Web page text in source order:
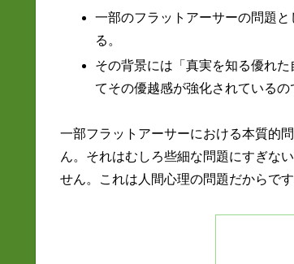
一部のフラットアーサーの問題
る。
その背景には「真実を知る優れ
てその優越感が強化されているの
一部フラットアーサーにおける本質的
ん。それはむしろ些細な問題にすぎな
せん。これは人間心理の問題だからです